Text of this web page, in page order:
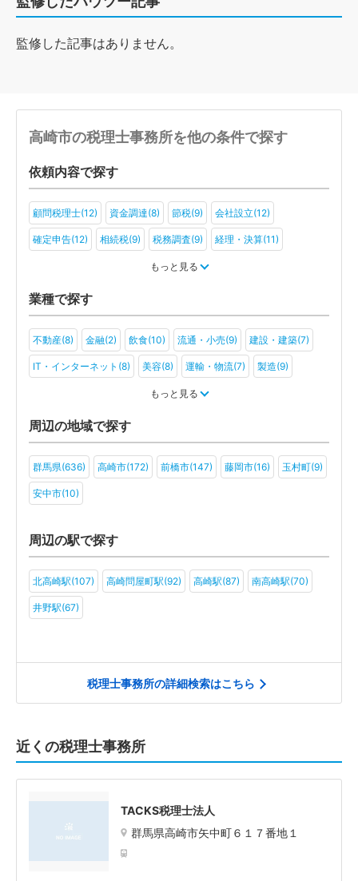
監修した記事はありません。
高崎市の税理士事務所を他の条件で探す
依頼内容で探す
顧問税理士(12) 資金調達(8) 節税(9) 会社設立(12)
確定申告(12) 相続税(9) 税務調査(9) 経理・決算(11)
もっと見る
業種で探す
不動産(8) 金融(2) 飲食(10) 流通・小売(9) 建設・建築(7)
IT・インターネット(8) 美容(8) 運輸・物流(7) 製造(9)
旅行・ホテル(5)
アミューズメント・レジャー(4)
ＮＰＯ法人(3) 一般社団法人(5) その他(5)
もっと見る
周辺の地域で探す
群馬県(636) 高崎市(172) 前橋市(147) 藤岡市(16) 玉村町(9)
安中市(10)
周辺の駅で探す
北高崎駅(107) 高崎問屋町駅(92) 高崎駅(87) 南高崎駅(70)
井野駅(67)
税理士事務所の詳細検索はこちら
近くの税理士事務所
TACKS税理士法人
群馬県高崎市矢中町６１７番地１